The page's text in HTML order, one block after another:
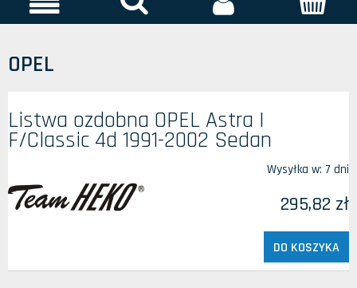
OPEL
Listwa ozdobna OPEL Astra I
F/Classic 4d 1991-2002 Sedan
Wysyłka w: 7 dni
295,82 zł
DO KOSZYKA